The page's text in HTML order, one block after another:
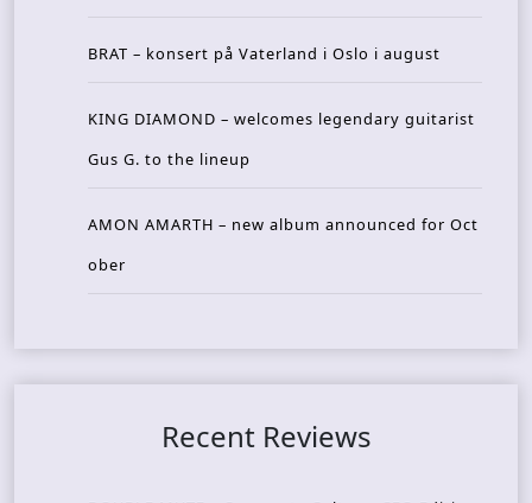
BRAT – konsert på Vaterland i Oslo i august
KING DIAMOND – welcomes legendary guitarist
Gus G. to the lineup
AMON AMARTH – new album announced for Oct
ober
Recent Reviews